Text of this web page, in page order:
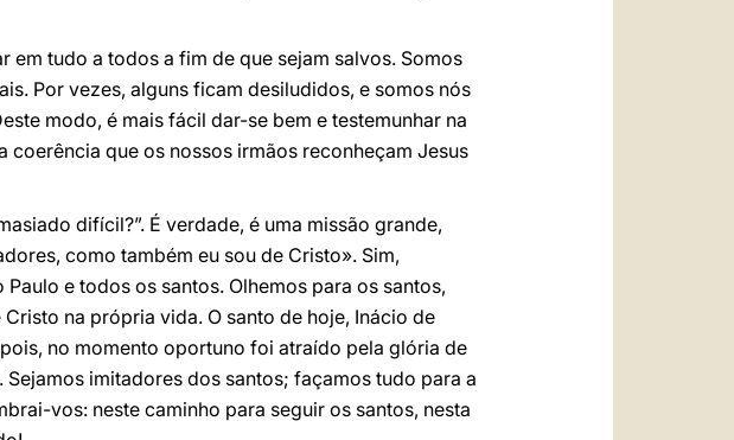
tudo a todos a fim de que sejam salvos. Somos
Por vezes, alguns ficam desiludidos, e somos nós
modo, é mais fácil dar-se bem e testemunhar na
coerência que os nossos irmãos reconheçam Jesus
difícil?”. É verdade, é uma missão grande,
como também eu sou de Cristo». Sim,
e todos os santos. Olhemos para os santos,
na própria vida. O santo de hoje, Inácio de
no momento oportuno foi atraído pela glória de
imitadores dos santos; façamos tudo para a
vos: neste caminho para seguir os santos, nesta